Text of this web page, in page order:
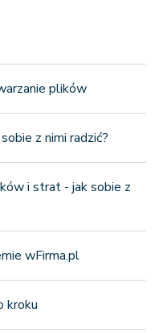
plików
z nimi radzić?
i strat - jak sobie z
wFirma.pl
kroku